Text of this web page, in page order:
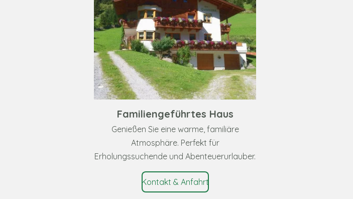
Familiengeführtes Haus
Genießen Sie eine warme, familiäre
Atmosphäre. Perfekt für
Erholungssuchende und Abenteuerurlauber.
Kontakt & Anfahrt